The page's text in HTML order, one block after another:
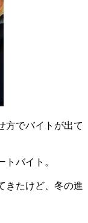
方でバイトが出て
バイト。
きたけど、冬の進